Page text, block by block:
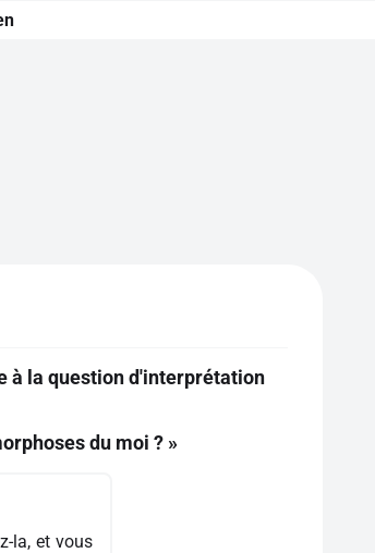
à la question d'interprétation
du moi ? »
la, et vous